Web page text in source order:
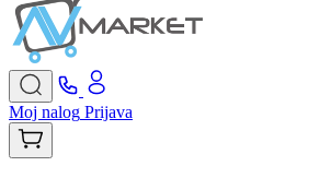
Moj nalog Prijava